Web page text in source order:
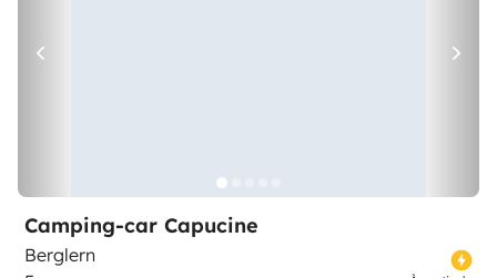
Camping-car Capucine
Berglern